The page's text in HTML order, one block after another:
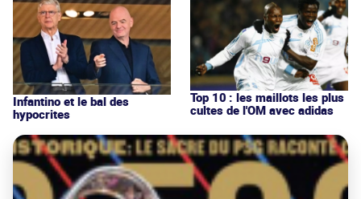
Infantino et le bal des
hypocrites
Top 10 : les maillots les plus
cultes de l'OM avec adidas